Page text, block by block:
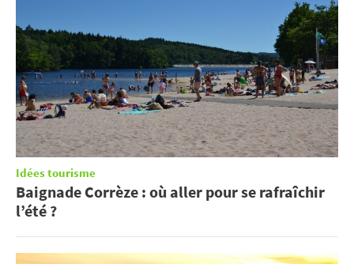
Idées tourisme
Baignade Corrèze : où aller pour se rafraîchir
l’été ?